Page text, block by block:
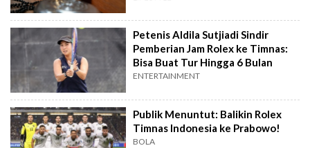
Petenis Aldila Sutjiadi Sindir
Pemberian Jam Rolex ke Timnas:
Bisa Buat Tur Hingga 6 Bulan
ENTERTAINMENT
Publik Menuntut: Balikin Rolex
Timnas Indonesia ke Prabowo!
BOLA